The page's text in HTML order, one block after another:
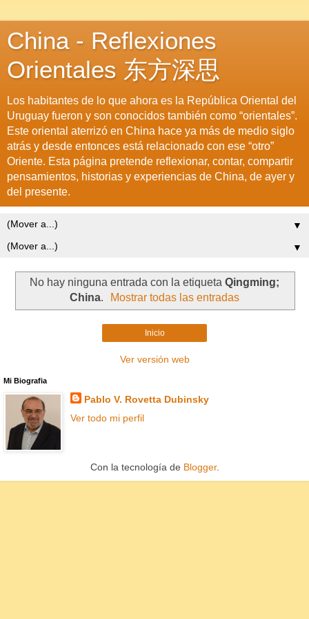
China - Reflexiones
Orientales 东方深思
Los habitantes de lo que ahora es la República Oriental del
Uruguay fueron y son conocidos también como “orientales”.
Este oriental aterrizó en China hace ya más de medio siglo
atrás y desde entonces está relacionado con ese “otro”
Oriente. Esta página pretende reflexionar, contar, compartir
pensamientos, historias y experiencias de China, de ayer y
del presente.
▼
▼
No hay ninguna entrada con la etiqueta Qingming;
China. Mostrar todas las entradas
Inicio
Ver versión web
Mi Biografia
Pablo V. Rovetta Dubinsky
Ver todo mi perfil
Con la tecnología de Blogger.